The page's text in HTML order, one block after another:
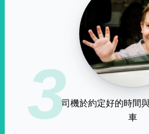
3司機於約定好的時間
車